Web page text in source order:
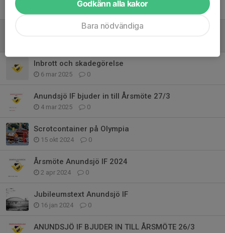
17 feb, 14:11 0
Årsmöte Anundsjö IF 17/3
Inbrott och skadegörelse
6 mar 2025 0
Anundsjö IF bjuder in till Årsmöte 27/3
4 mar 2025 0
Scrotcontainer på Olympia
15 okt 2024 0
Årsmöte Anundsjö IF 2024
2 apr 2024 0
Jubileumstext Anundsjö IF
16 jan 2024 0
ANUNDSJÖ IF BJUDER IN TILL ÅRSMÖTE 26/3
Godkänn alla kakor
Bara nödvändiga